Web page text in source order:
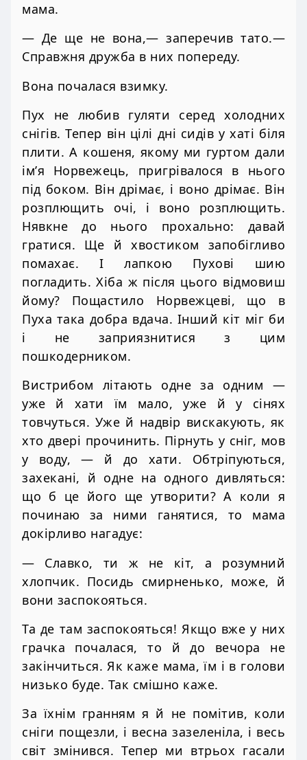
мама.
— Де ще не вона,— заперечив тато.—
Справжня дружба в них попереду.
Вона почалася взимку.
Пух не любив гуляти серед холодних
снігів. Тепер він цілі дні сидів у хаті біля
плити. А кошеня, якому ми гуртом дали
ім’я Норвежець, пригрівалося в нього
під боком. Він дрімає, і воно дрімає. Він
розплющить очі, і воно розплющить.
Нявкне до нього прохально: давай
гратися. Ще й хвостиком запобігливо
помахає. І лапкою Пухові шию
погладить. Хіба ж після цього відмовиш
йому? Пощастило Норвежцеві, що в
Пуха така добра вдача. Інший кіт міг би
і не заприязнитися з цим
пошкодерником.
Вистрибом літають одне за одним —
уже й хати їм мало, уже й у сінях
товчуться. Уже й надвір вискакують, як
хто двері прочинить. Пірнуть у сніг, мов
у воду, — й до хати. Обтріпуються,
захекані, й одне на одного дивляться:
що б це його ще утворити? А коли я
починаю за ними ганятися, то мама
докірливо нагадує:
— Славко, ти ж не кіт, а розумний
хлопчик. Посидь смирненько, може, й
вони заспокояться.
Та де там заспокояться! Якщо вже у них
грачка почалася, то й до вечора не
закінчиться. Як каже мама, їм і в голови
низько буде. Так смішно каже.
За їхнім гранням я й не помітив, коли
сніги пощезли, і весна зазеленіла, і весь
світ змінився. Тепер ми втрьох гасали